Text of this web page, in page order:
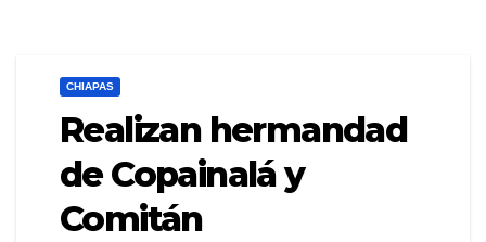
CHIAPAS
Realizan hermandad
de Copainalá y
Comitán